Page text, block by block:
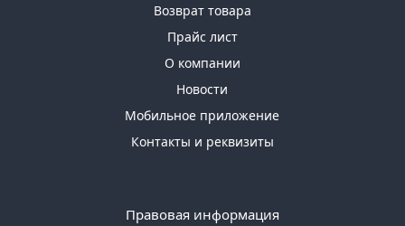
Возврат товара
Прайс лист
О компании
Новости
Мобильное приложение
Контакты и реквизиты
Правовая информация